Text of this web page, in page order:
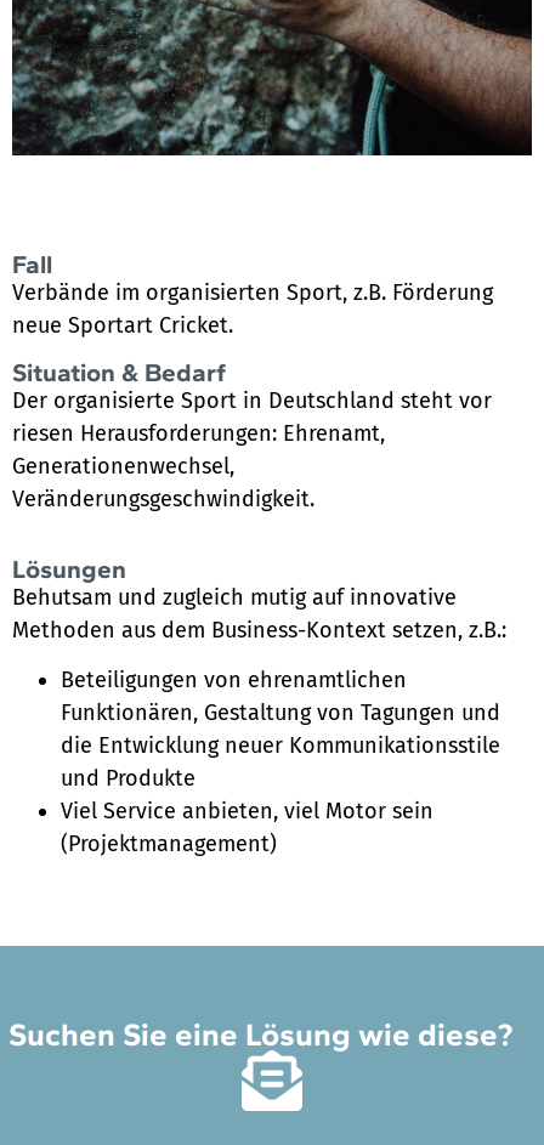
Fall
Verbände im organisierten Sport, z.B. Förderung
neue Sportart Cricket.
Situation & Bedarf
Der organisierte Sport in Deutschland steht vor
riesen Herausforderungen: Ehrenamt,
Generationenwechsel,
Veränderungsgeschwindigkeit.
Lösungen
Behutsam und zugleich mutig auf innovative
Methoden aus dem Business-Kontext setzen, z.B.:
Beteiligungen von ehrenamtlichen
Funktionären, Gestaltung von Tagungen und
die Entwicklung neuer Kommunikationsstile
und Produkte
Viel Service anbieten, viel Motor sein
(Projektmanagement)
Suchen Sie eine Lösung wie diese?